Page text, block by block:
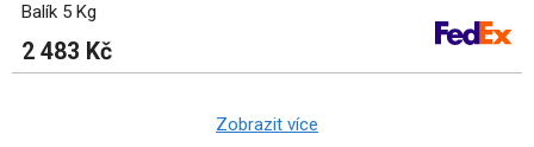
Balík 5 Kg
2 483 Kč
Zobrazit více